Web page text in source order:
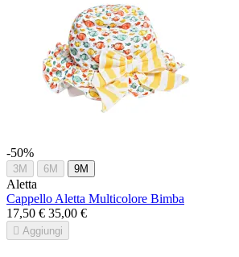
-50%
3M 6M 9M
Aletta
Cappello Aletta Multicolore Bimba
17,50 € 35,00 €
 Aggiungi